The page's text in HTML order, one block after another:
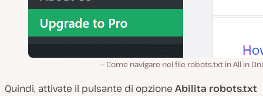
Come navigare nel file robots.txt in All in
Quindi, attivate il pulsante di opzione Abilita robots.txt